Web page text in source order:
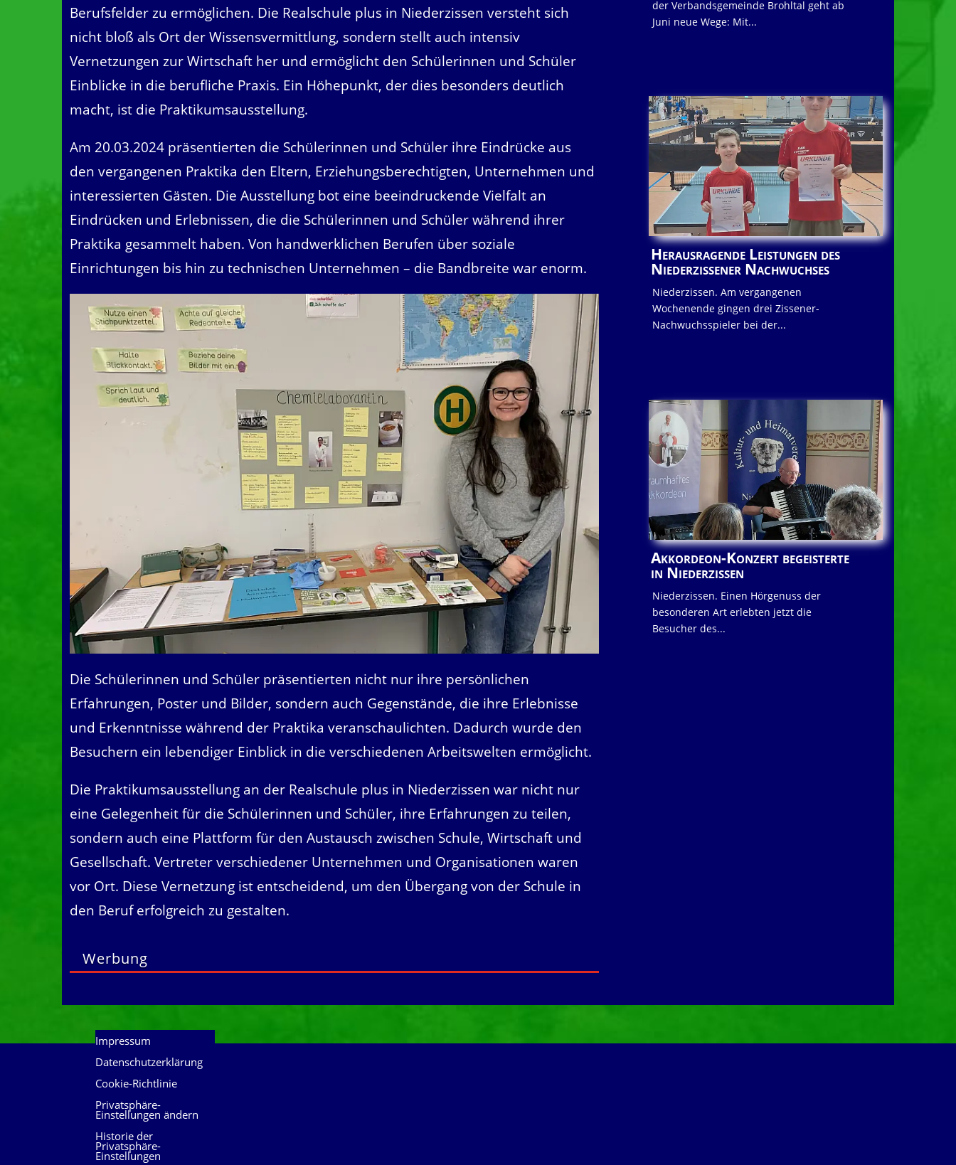
Berufsfelder zu ermöglichen. Die Realschule plus in Niederzissen versteht sich
nicht bloß als Ort der Wissensvermittlung, sondern stellt auch intensiv
Vernetzungen zur Wirtschaft her und ermöglicht den Schülerinnen und Schüler
Einblicke in die berufliche Praxis. Ein Höhepunkt, der dies besonders deutlich
macht, ist die Praktikumsausstellung.
Am 20.03.2024 präsentierten die Schülerinnen und Schüler ihre Eindrücke aus
den vergangenen Praktika den Eltern, Erziehungsberechtigten, Unternehmen und
interessierten Gästen. Die Ausstellung bot eine beeindruckende Vielfalt an
Eindrücken und Erlebnissen, die die Schülerinnen und Schüler während ihrer
Praktika gesammelt haben. Von handwerklichen Berufen über soziale
Einrichtungen bis hin zu technischen Unternehmen – die Bandbreite war enorm.
Die Schülerinnen und Schüler präsentierten nicht nur ihre persönlichen
Erfahrungen, Poster und Bilder, sondern auch Gegenstände, die ihre Erlebnisse
und Erkenntnisse während der Praktika veranschaulichten. Dadurch wurde den
Besuchern ein lebendiger Einblick in die verschiedenen Arbeitswelten ermöglicht.
Die Praktikumsausstellung an der Realschule plus in Niederzissen war nicht nur
eine Gelegenheit für die Schülerinnen und Schüler, ihre Erfahrungen zu teilen,
sondern auch eine Plattform für den Austausch zwischen Schule, Wirtschaft und
Gesellschaft. Vertreter verschiedener Unternehmen und Organisationen waren
vor Ort. Diese Vernetzung ist entscheidend, um den Übergang von der Schule in
den Beruf erfolgreich zu gestalten.
Werbung
der Verbandsgemeinde Brohltal geht ab
Juni neue Wege: Mit...
Herausragende Leistungen des
Niederzissener Nachwuchses
Niederzissen. Am vergangenen
Wochenende gingen drei Zissener-
Nachwuchsspieler bei der...
Akkordeon-Konzert begeisterte
in Niederzissen
Niederzissen. Einen Hörgenuss der
besonderen Art erlebten jetzt die
Besucher des...
Impressum
Datenschutzerklärung
Cookie-Richtlinie
Privatsphäre-
Einstellungen ändern
Historie der
Privatsphäre-
Einstellungen